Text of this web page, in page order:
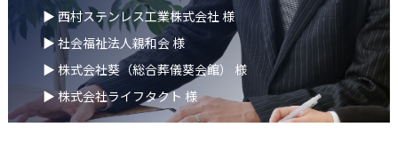
▶ 西村ステンレス工業株式会社 様
▶ 社会福祉法人親和会 様
▶ 株式会社葵（総合葬儀葵会館） 様
▶ 株式会社ライフタクト 様